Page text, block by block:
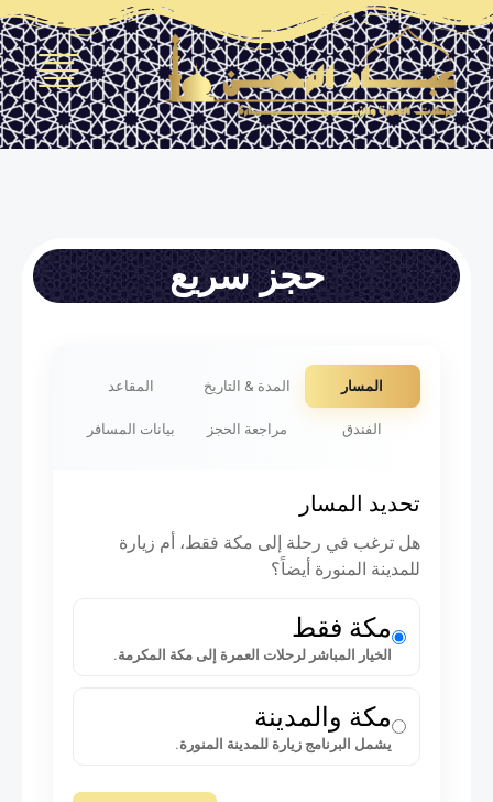
حجز سريع
المدة & التاريخ المقاعد
مراجعة الحجز بيانات المسافر
المسار
ترغب في رحلة إلى مكة فقط، أم زيارة
المنورة أيضاً؟
مكة فقط
الخيار المباشر لرحلات العمرة إلى مكة المكرمة.
مكة والمدينة
يشمل البرنامج زيارة للمدينة المنورة.